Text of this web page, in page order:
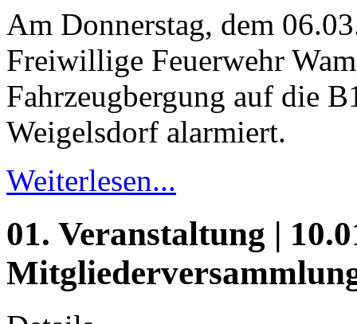
Am Donnerstag, dem
Freiwillige Feuerwehr
Fahrzeugbergung auf die
Weigelsdorf alarmiert.
Weiterlesen...
01. Veranstaltung |